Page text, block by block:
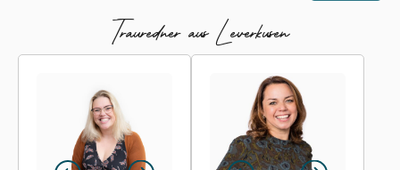
Trauredner aus Leverkusen